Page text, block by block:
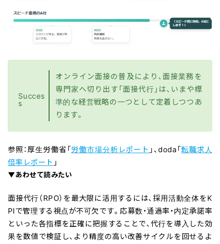
Succes
s
オンライン面接の普及により、面接業務を
専門家へ切り出す「面接代行」は、いまや標
準的な経営戦略の一つとして定着しつつあ
ります。
参照：厚生労働省「労働市場分析レポート 」、doda「転職求人
倍率レポート 」
▼あわせて読みたい
面接代行（RPO）を最大限に活用するには、採用活動全体をK
PIで管理する視点が不可欠です。応募数・通過率・内定承諾率
といった各指標を正確に把握することで、代行を導入した効
果を数値で検証し、より精度の高い改善サイクルを回せるよ